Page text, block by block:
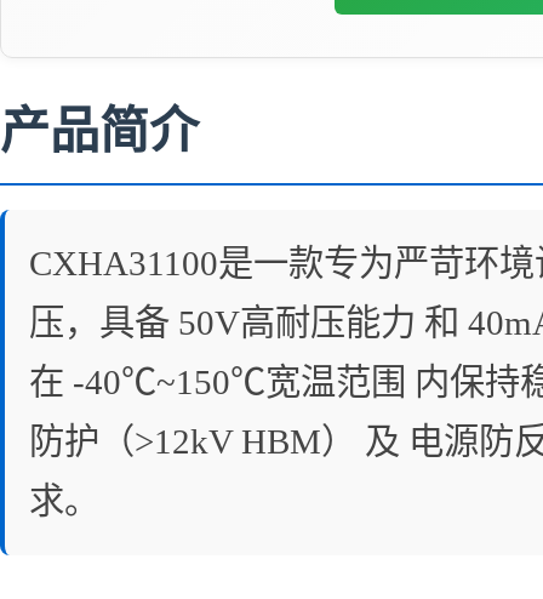
产品简介
CXHA31100是一款专为严苛环
压，具备 50V高耐压能力 和
在 -40℃~150℃宽温范围 内保持
防护（>12kV HBM） 及 电源防
求。